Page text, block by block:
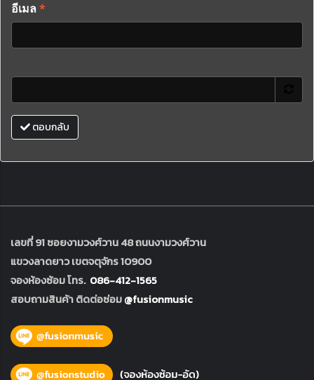
อีเมล *
ตอบกลับ
เลขที่ 91 ซอยงามวงศ์วาน 48 ถนนงามวงศ์วาน
แขวงลาดยาว เขตจตุจักร 10900
จองห้องซ้อม โทร. 086-412-1565
สอบถามสินค้า ติดต่อซ่อม@fusionmusic